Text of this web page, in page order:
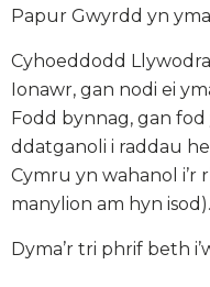
Papur Gwyrdd yn
Cyhoeddodd
Ionawr, gan nodi ei
Fodd bynnag, gan
ddatganoli i raddau
Cymru yn wahanol i’r
manylion am hyn isod).
Dyma’r tri phrif beth